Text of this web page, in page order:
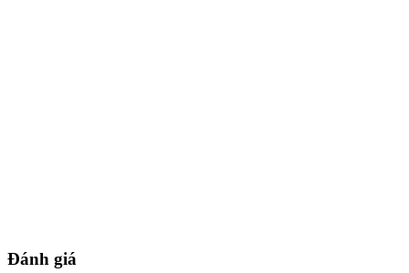
Đánh giá